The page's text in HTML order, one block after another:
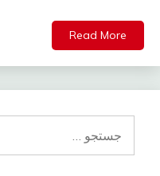
Read More
برای: